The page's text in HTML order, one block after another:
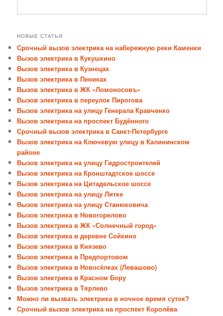
НОВЫЕ СТАТЬИ
Срочный вызов электрика на набережную реки Каменки
Вызов электрика в Кукушкино
Вызов электрика в Кузнецах
Вызов электрика в Пениках
Вызов электрика в ЖК «Ломоносовъ»
Вызов электрика в переулок Пирогова
Вызов электрика на улицу Генерала Кравченко
Вызов электрика на проспект Будённого
Срочный вызов электрика в Санкт-Петербурге
Вызов электрика на Ключевую улицу в Калининском
районе
Вызов электрика на улицу Гидростроителей
Вызов электрика на Кронштадтское шоссе
Вызов электрика на Цитадельское шоссе
Вызов электрика на улицу Литке
Вызов электрика на улицу Станюковича
Вызов электрика в Новогорелово
Вызов электрика в ЖК «Солнечный город»
Вызов электрика в деревне Сойкино
Вызов электрика в Князево
Вызов электрика в Предпортовом
Вызов электрика в Новосёлках (Левашово)
Вызов электрика в Красном Бору
Вызов электрика в Тярлево
Можно ли вызвать электрика в ночное время суток?
Срочный вызов электрика на проспект Королёва